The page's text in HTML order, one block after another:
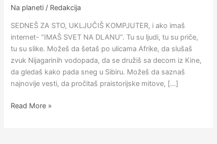
Na planeti / Redakcija
SEDNEŠ ZA STO, UKLJUČIŠ KOMPJUTER, i ako imaš
internet- “IMAŠ SVET NA DLANU”. Tu su ljudi, tu su priče,
tu su slike. Možeš da šetaš po ulicama Afrike, da slušaš
zvuk Nijagarinih vodopada, da se družiš sa decom iz Kine,
da gledaš kako pada sneg u Sibiru. Možeš da saznaš
najnovije vesti, da pročitaš praistorijske mitove, […]
Read More »